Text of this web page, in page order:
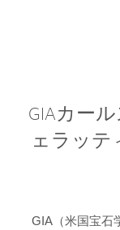
GIAカー
ェラッテ
GIA（米国宝石